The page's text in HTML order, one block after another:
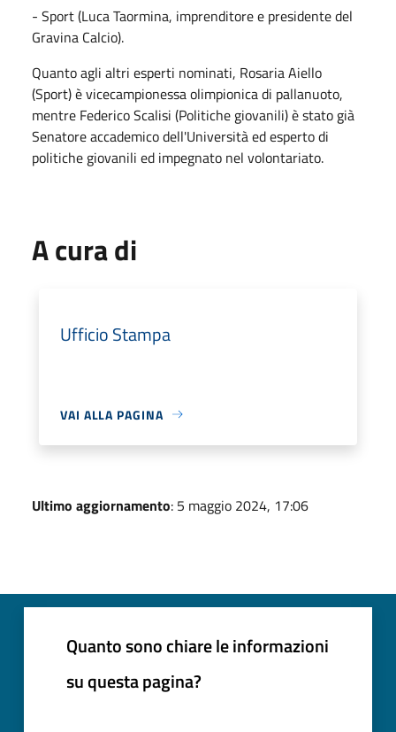
- Sport (Luca Taormina, imprenditore e presidente del
Gravina Calcio).
Quanto agli altri esperti nominati, Rosaria Aiello
(Sport) è vicecampionessa olimpionica di pallanuoto,
mentre Federico Scalisi (Politiche giovanili) è stato già
Senatore accademico dell'Università ed esperto di
politiche giovanili ed impegnato nel volontariato.
A cura di
Ufficio Stampa
VAI ALLA PAGINA
Ultimo aggiornamento: 5 maggio 2024, 17:06
Quanto sono chiare le informazioni
su questa pagina?